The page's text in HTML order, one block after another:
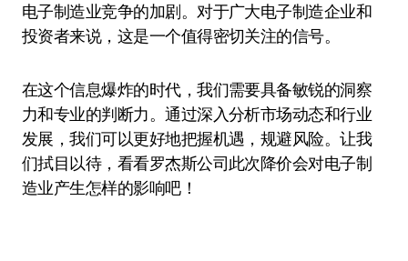
电子制造业竞争的加剧。对于广大电子制造企业和
投资者来说，这是一个值得密切关注的信号。
在这个信息爆炸的时代，我们需要具备敏锐的洞察
力和专业的判断力。通过深入分析市场动态和行业
发展，我们可以更好地把握机遇，规避风险。让我
们拭目以待，看看罗杰斯公司此次降价会对电子制
造业产生怎样的影响吧！